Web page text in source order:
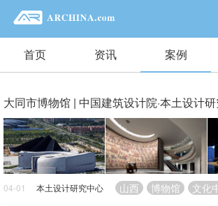
首页 资讯 案例
大同市博物馆 | 中国建筑设计院·本土设计
04-01 本土设计研究中心 山西 博物馆 文化